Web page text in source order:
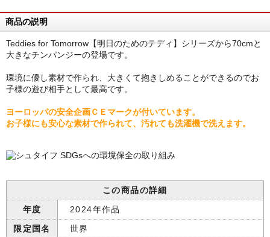
商品の説明
Teddies for Tomorrow【明日のためのテディ】シリーズから70cmと
大きなチンパンジーの登場です。
環境に優し素材で作られ、大きくて抱きしめることができるのでお
子様の遊び相手として最高です。
ヨーロッパの安全企画ＣＥマークが付いています。
お子様にも安心な素材で作られて、汚れても洗濯機で洗えます。
この商品の詳細
年度
2024年作品
限定国名
世界